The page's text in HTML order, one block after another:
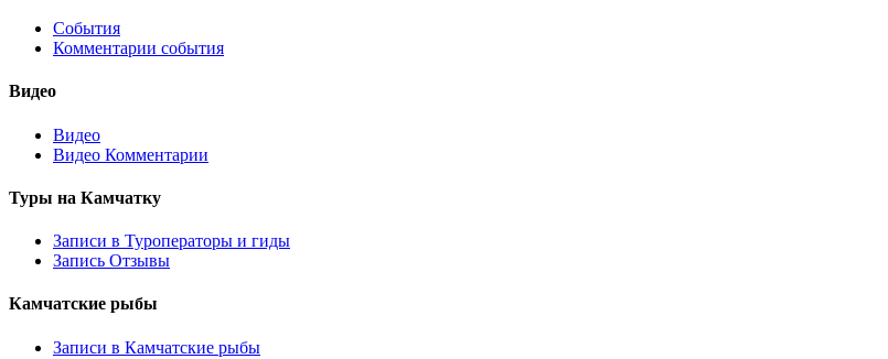
События
Комментарии события
Видео
Видео
Видео Комментарии
Туры на Камчатку
Записи в Туроператоры и гиды
Запись Отзывы
Камчатские рыбы
Записи в Камчатские рыбы